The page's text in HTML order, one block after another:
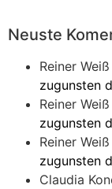
Neuste
Reiner Weiß
zugunsten
Reiner Weiß
zugunsten
Reiner Weiß
zugunsten
Claudia